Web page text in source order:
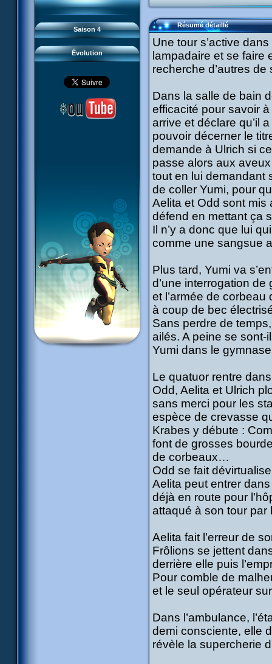
Saison 4
94 Contre-attaque
95 Souvenirs
Évolution
#21 - Faux-semblants
#22 - Mutinerie
#24 - Paradoxe temporel
#25 - Hécatombe
#26 - Ultime mission
Résumé détaillé
Une tour s’active
lampadaire et se faire
recherche d’autres
Dans la salle de bain
efficacité pour savoir
arrive et déclare qu’il
pouvoir décerner le
demande à Ulrich si
passe alors aux
tout en lui demandant
de coller Yumi, pour
Aelita et Odd sont mis
défend en mettant ça
Il n’y a donc que lui
comme une sangsue
Plus tard, Yumi va
d’une interrogation de
et l’armée de
à coup de bec
Sans perdre de
ailés. A peine se sont-
Yumi dans le
Le quatuor rentre
Odd, Aelita et Ulrich
sans merci pour les
espèce de crevasse
Krabes y débute :
font de grosses
de corbeaux…
Odd se fait
Aelita peut entrer
déjà en route pour
attaqué à son tour par
Aelita fait l’erreur de
Frôlions se jettent
derrière elle puis
Pour comble de
et le seul opérateur
Dans l’ambulance,
demi consciente, elle
révèle la supercherie